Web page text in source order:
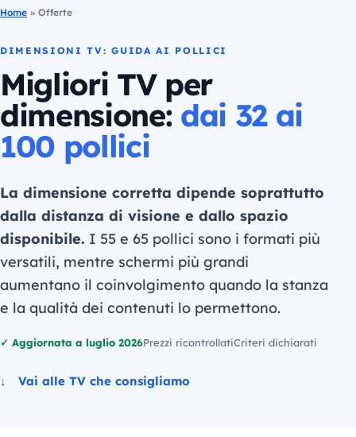
Home » Offerte
DIMENSIONI TV: GUIDA AI POLLICI
Migliori TV per
dimensione: dai 32 ai
100 pollici
La dimensione corretta dipende soprattutto
dalla distanza di visione e dallo spazio
disponibile. I 55 e 65 pollici sono i formati più
versatili, mentre schermi più grandi
aumentano il coinvolgimento quando la stanza
e la qualità dei contenuti lo permettono.
✓ Aggiornata a luglio 2026Prezzi ricontrollatiCriteri dichiarati
↓ Vai alle TV che consigliamo